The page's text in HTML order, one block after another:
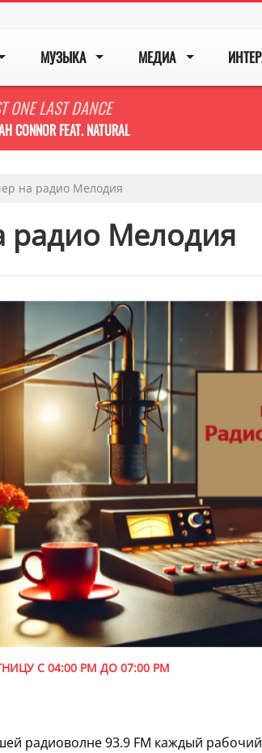
МУЗЫКА МЕДИА
ONE LAST DANCE
CONNOR FEAT. NATURAL
на радио Мелодия
радио Мелодия
С 04:00 PM ДО 07:00 PM
радиоволне 93.9 FM каждый рабочий